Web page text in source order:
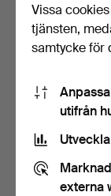
"Beo Sound
5 dagar
106 USD
Vissa
tjänsten,
samtycke för
utifrån
externa